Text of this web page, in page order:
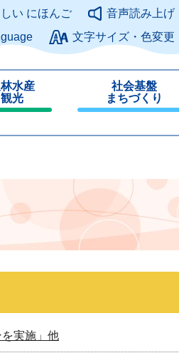
このページの本文へ
い にほんご
音声読み上げ
文字サイズ・色変更
水産
光
社会基盤
まちづくり
じ
実施」他